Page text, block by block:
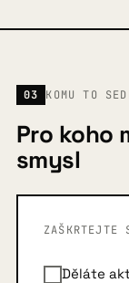
03 KOMU TO
Pro koho
smysl
ZAŠKRTEJTE
Děláte